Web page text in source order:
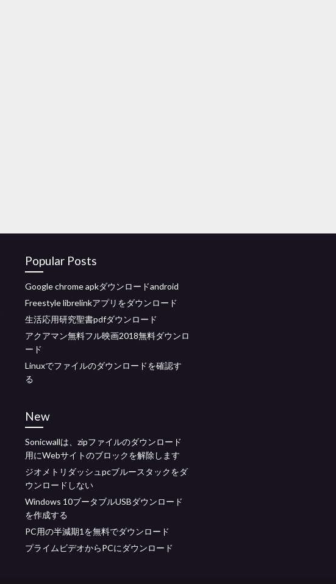
Popular Posts
Google chrome apkダウンロードandroid
Freestyle librelinkアプリをダウンロード
生活応用研究聖書pdfダウンロード
アクアマン無料フル映画2018無料ダウンロ
ード
Linuxでファイルのダウンロードを確認す
る
New
Sonicwallは、zipファイルのダウンロード
用にWebサイトのブロックを解除します
ジオメトリダッシュpcブルースタックをダ
ウンロードしない
Windows 10ブータブルUSBダウンロード
を作成する
PC用の半減期1を無料でダウンロード
プライムビデオからPCにダウンロード